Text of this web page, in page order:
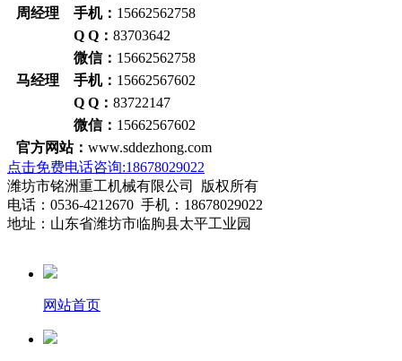
周经理 手机： 15662562758
Q Q： 83703642
微信： 15662562758
马经理 手机： 15662567602
Q Q： 83722147
微信： 15662567602
官方网站： www.sddezhong.com
点击免费电话咨询:18678029022
潍坊市铭洲重工机械有限公司 版权所有
电话：0536-4212670 手机：18678029022
地址：山东省潍坊市临朐县太平工业园
网站首页